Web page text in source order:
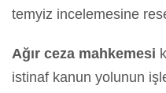
temyiz incelemesine
Ağır ceza mahkemesi
istinaf kanun yolunun